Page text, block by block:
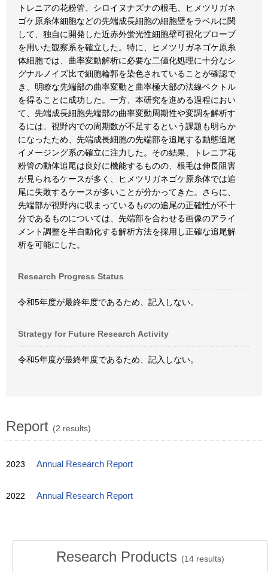
トレニアの花粉管、シロイヌナズナの根毛、ヒメツリガネ
ゴケ原糸体細胞などの先端成長細胞の細胞壁をラベルに関
して、独自に開発した近赤外蛍光性細胞壁可視化プローブ
を用いた観察系を確立した。特に、ヒメツリガネゴケ原糸
体細胞では、曲率変動解析に必要な二値化処理に十分なシ
グナルノイズ比で細胞輪郭を染色されていることが確認で
き、明瞭な先端部の曲率変動と曲率極大部の法線ベクトル
を得ることに成功した。一方、本研究を進める過程におい
て、先端成長細胞先端部の曲率変動周期性や変調を解析す
るには、視野内での周期数が不足するという課題も明らか
になったため、先端成長細胞の先端部を追尾する動態追尾
イメージング系の確立に注力した。その結果、トレニア花
粉管の動体追尾は良好に機能するものの、根毛は伸長阻害
が見られるケースが多く、ヒメツリガネゴケ原糸体では追
尾に失敗するケースが多いことが分かってきた。さらに、
先端部が視野内に収まっているものの追尾の正確性が不十
分であるものについては、先端部を合わせる画像のアライ
メント調整を半自動化する解析方法を採用し正確な追尾解
析を可能にした。
Research Progress Status
令和5年度が最終年度であるため、記入しない。
Strategy for Future Research Activity
令和5年度が最終年度であるため、記入しない。
Report (2 results)
2023 Annual Research Report
2022 Annual Research Report
Research Products (14results)